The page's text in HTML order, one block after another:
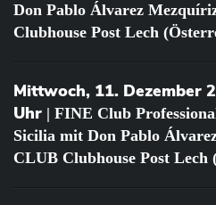
Don Pablo Álvarez
Clubhouse Post Lech
Mittwoch, 11. Dezember
Uhr | FINE Club
Sicilia mit Don Pablo
CLUB Clubhouse Post Lech